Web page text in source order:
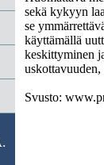
sekä kykyyn
se
käyttämällä
keskittyminen
Svusto: